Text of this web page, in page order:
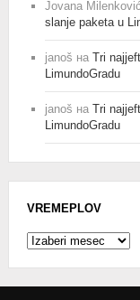
Jovana
slanje paketa u
janoš на Tri
LimundoGradu
janoš на Tri
LimundoGradu
VREMEPLOV
Vremeplov